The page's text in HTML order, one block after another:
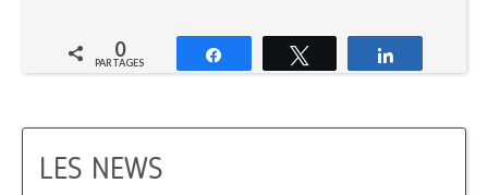
0
PARTAGES Partagez Tweetez
LES NEWS